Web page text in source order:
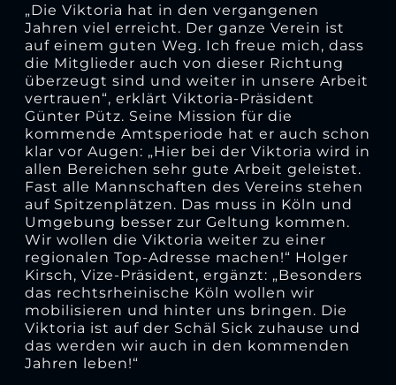
„Die Viktoria hat in den vergangenen
Jahren viel erreicht. Der ganze Verein ist
auf einem guten Weg. Ich freue mich, dass
die Mitglieder auch von dieser Richtung
überzeugt sind und weiter in unsere Arbeit
vertrauen“, erklärt Viktoria-Präsident
Günter Pütz. Seine Mission für die
kommende Amtsperiode hat er auch schon
klar vor Augen: „Hier bei der Viktoria wird in
allen Bereichen sehr gute Arbeit geleistet.
Fast alle Mannschaften des Vereins stehen
auf Spitzenplätzen. Das muss in Köln und
Umgebung besser zur Geltung kommen.
Wir wollen die Viktoria weiter zu einer
regionalen Top-Adresse machen!“ Holger
Kirsch, Vize-Präsident, ergänzt: „Besonders
das rechtsrheinische Köln wollen wir
mobilisieren und hinter uns bringen. Die
Viktoria ist auf der Schäl Sick zuhause und
das werden wir auch in den kommenden
Jahren leben!“